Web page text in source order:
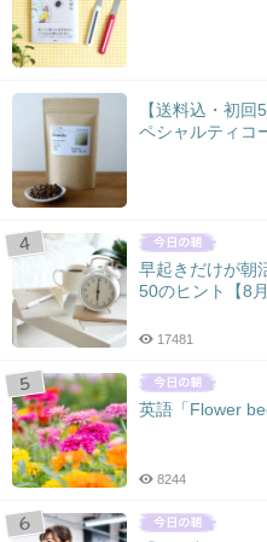
【送料込・初
ペシャルティコ
早起きだけが朝
50のヒント【8
17481
英語「Flower
8244